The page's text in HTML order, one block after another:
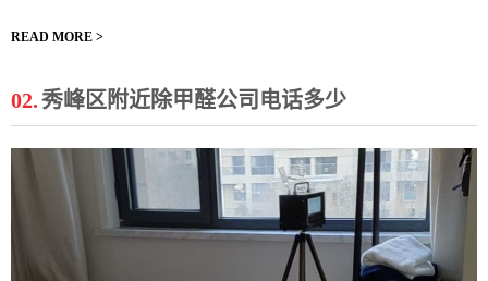
READ MORE >
02.秀峰区附近除甲醛公司电话多少